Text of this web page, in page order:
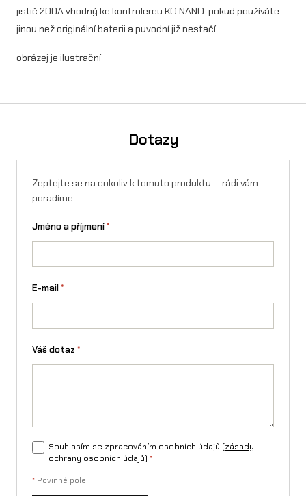
s
t
v
jistič 200A vhodný ke kontrolereu KO NANO pokud používáte
jinou než originální baterii a puvodní již nestačí
obrázej je ilustrační
Dotazy
Zeptejte se na cokoliv k tomuto produktu — rádi vám
poradíme.
Jméno a příjmení*
E-mail*
Váš dotaz *
Souhlasím se zpracováním osobních údajů (zásady
ochrany osobních údajů) *
* Povinné pole